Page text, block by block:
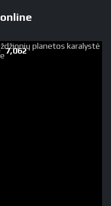
online
7,062